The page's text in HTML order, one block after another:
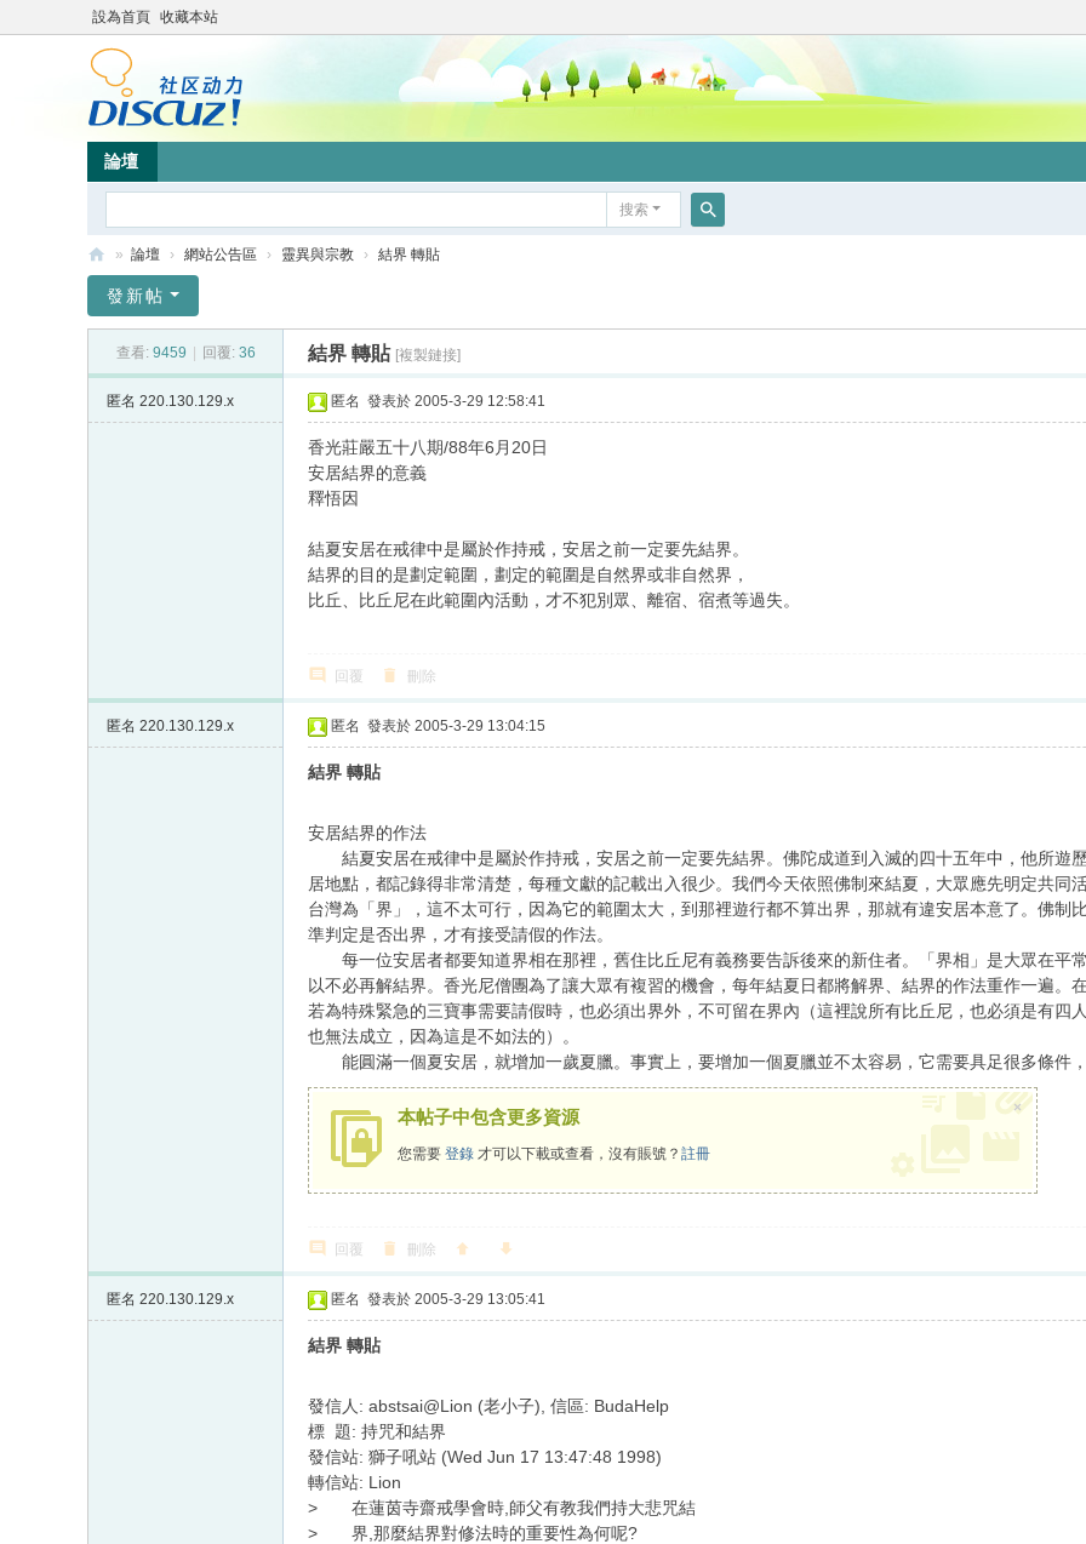
設為首頁 收藏本站
論壇
搜索
竹
» 論壇 › 網站公告區 › 靈異與宗教 › 結界 轉貼
發新帖
查看: 9459 回覆: 36 結界 轉貼 [複製鏈接]
匿名 220.130.129.x 匿名 發表於 2005-3-29 12:58:41
香光莊嚴五十八期/88年6月20日
安居結界的意義
釋悟因
結夏安居在戒律中是屬於作持戒，安居之前一定要先結界。
結界的目的是劃定範圍，劃定的範圍是自然界或非自然界，
比丘、比丘尼在此範圍內活動，才不犯別眾、離宿、宿煮等過失。
回覆 刪除
匿名 220.130.129.x 匿名 發表於 2005-3-29 13:04:15
結界 轉貼
安居結界的作法
結夏安居在戒律中是屬於作持戒，安居之前一定要先結界。佛陀成道到入滅的四十五年中，他所遊
居地點，都記錄得非常清楚，每種文獻的記載出入很少。我們今天依照佛制來結夏，大眾應先明定共
台灣為「界」，這不太可行，因為它的範圍太大，到那裡遊行都不算出界，那就有違安居本意了。佛制
準判定是否出界，才有接受請假的作法。
每一位安居者都要知道界相在那裡，舊住比丘尼有義務要告訴後來的新住者。「界相」是大眾在平
以不必再解結界。香光尼僧團為了讓大眾有複習的機會，每年結夏日都將解界、結界的作法重作一遍
若為特殊緊急的三寶事需要請假時，也必須出界外，不可留在界內（這裡說所有比丘尼，也必須是有四
也無法成立，因為這是不如法的）。
能圓滿一個夏安居，就增加一歲夏臘。事實上，要增加一個夏臘並不太容易，它需要具足很多條件
本帖子中包含更多資源
您需要 登錄 才可以下載或查看，沒有賬號？ 註冊
×
回覆 刪除
匿名 220.130.129.x 匿名 發表於 2005-3-29 13:05:41
結界 轉貼
發信人: abstsai@Lion (老小子), 信區: BudaHelp
標 題: 持咒和結界
發信站: 獅子吼站 (Wed Jun 17 13:47:48 1998)
轉信站: Lion
> 在蓮茵寺齋戒學會時,師父有教我們持大悲咒結
> 界,那麼結界對修法時的重要性為何呢?